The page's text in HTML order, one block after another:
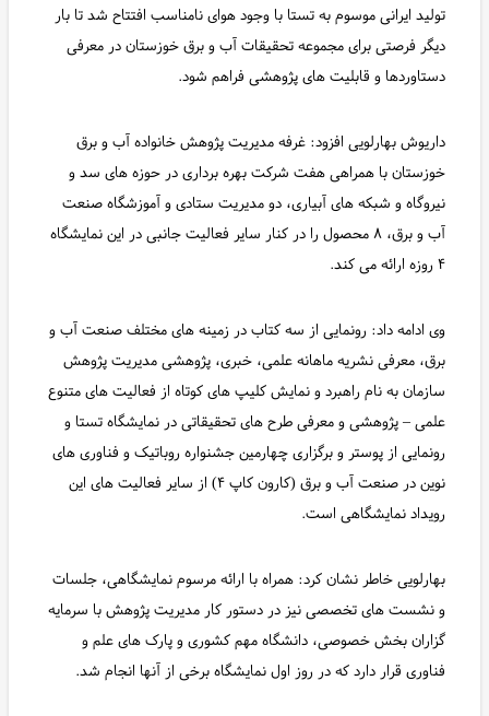
تولید ایرانی موسوم به تستا با وجود هوای نامناسب افتتاح شد تا بار
دیگر فرصتی برای مجموعه تحقیقات آب و برق خوزستان در معرفی
دستاوردها و قابلیت های پژوهشی فراهم شود.
داریوش بهارلویی افزود: غرفه مدیریت پژوهش خانواده آب و برق
خوزستان با همراهی هفت شرکت بهره برداری در حوزه های سد و
نیروگاه و شبکه های آبیاری، دو مدیریت ستادی و آموزشگاه صنعت
آب و برق، ۸ محصول را در کنار سایر فعالیت جانبی در این نمایشگاه
وی ادامه داد: رونمایی از سه کتاب در زمینه های مختلف صنعت آب و
برق، معرفی نشریه ماهانه علمی، خبری، پژوهشی مدیریت پژوهش
سازمان به نام راهبرد و نمایش کلیپ های کوتاه از فعالیت های متنوع
علمی – پژوهشی و معرفی طرح های تحقیقاتی در نمایشگاه تستا و
رونمایی از پوستر و برگزاری چهارمین جشنواره روباتیک و فناوری های
نوین در صنعت آب و برق (کارون کاپ ۴) از سایر فعالیت های این
رویداد نمایشگاهی است.
بهارلویی خاطر نشان کرد: همراه با ارائه مرسوم نمایشگاهی، جلسات
و نشست های تخصصی نیز در دستور کار مدیریت پژوهش با سرمایه
گزاران بخش خصوصی، دانشگاه مهم کشوری و پارک های علم و
فناوری قرار دارد که در روز اول نمایشگاه برخی از آنها انجام شد.